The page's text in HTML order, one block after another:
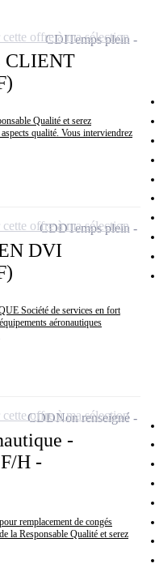
CLIENT
Qualité et serez
qualité. Vous interviendrez
CDITemps plein
offre à ma sélection
DVI
Société de services en fort
aéronautiques
CDDTemps plein
offre à ma sélection
-
H -
remplacement de congés
la Responsable Qualité et serez
CDDNon renseigné
offre à ma sélection